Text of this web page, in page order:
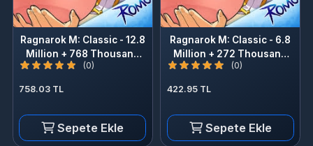
Million + 768 Thousand
Zeny
(0)
758.03 TL
Million + 272 Thousand
Zeny
(0)
422.95 TL